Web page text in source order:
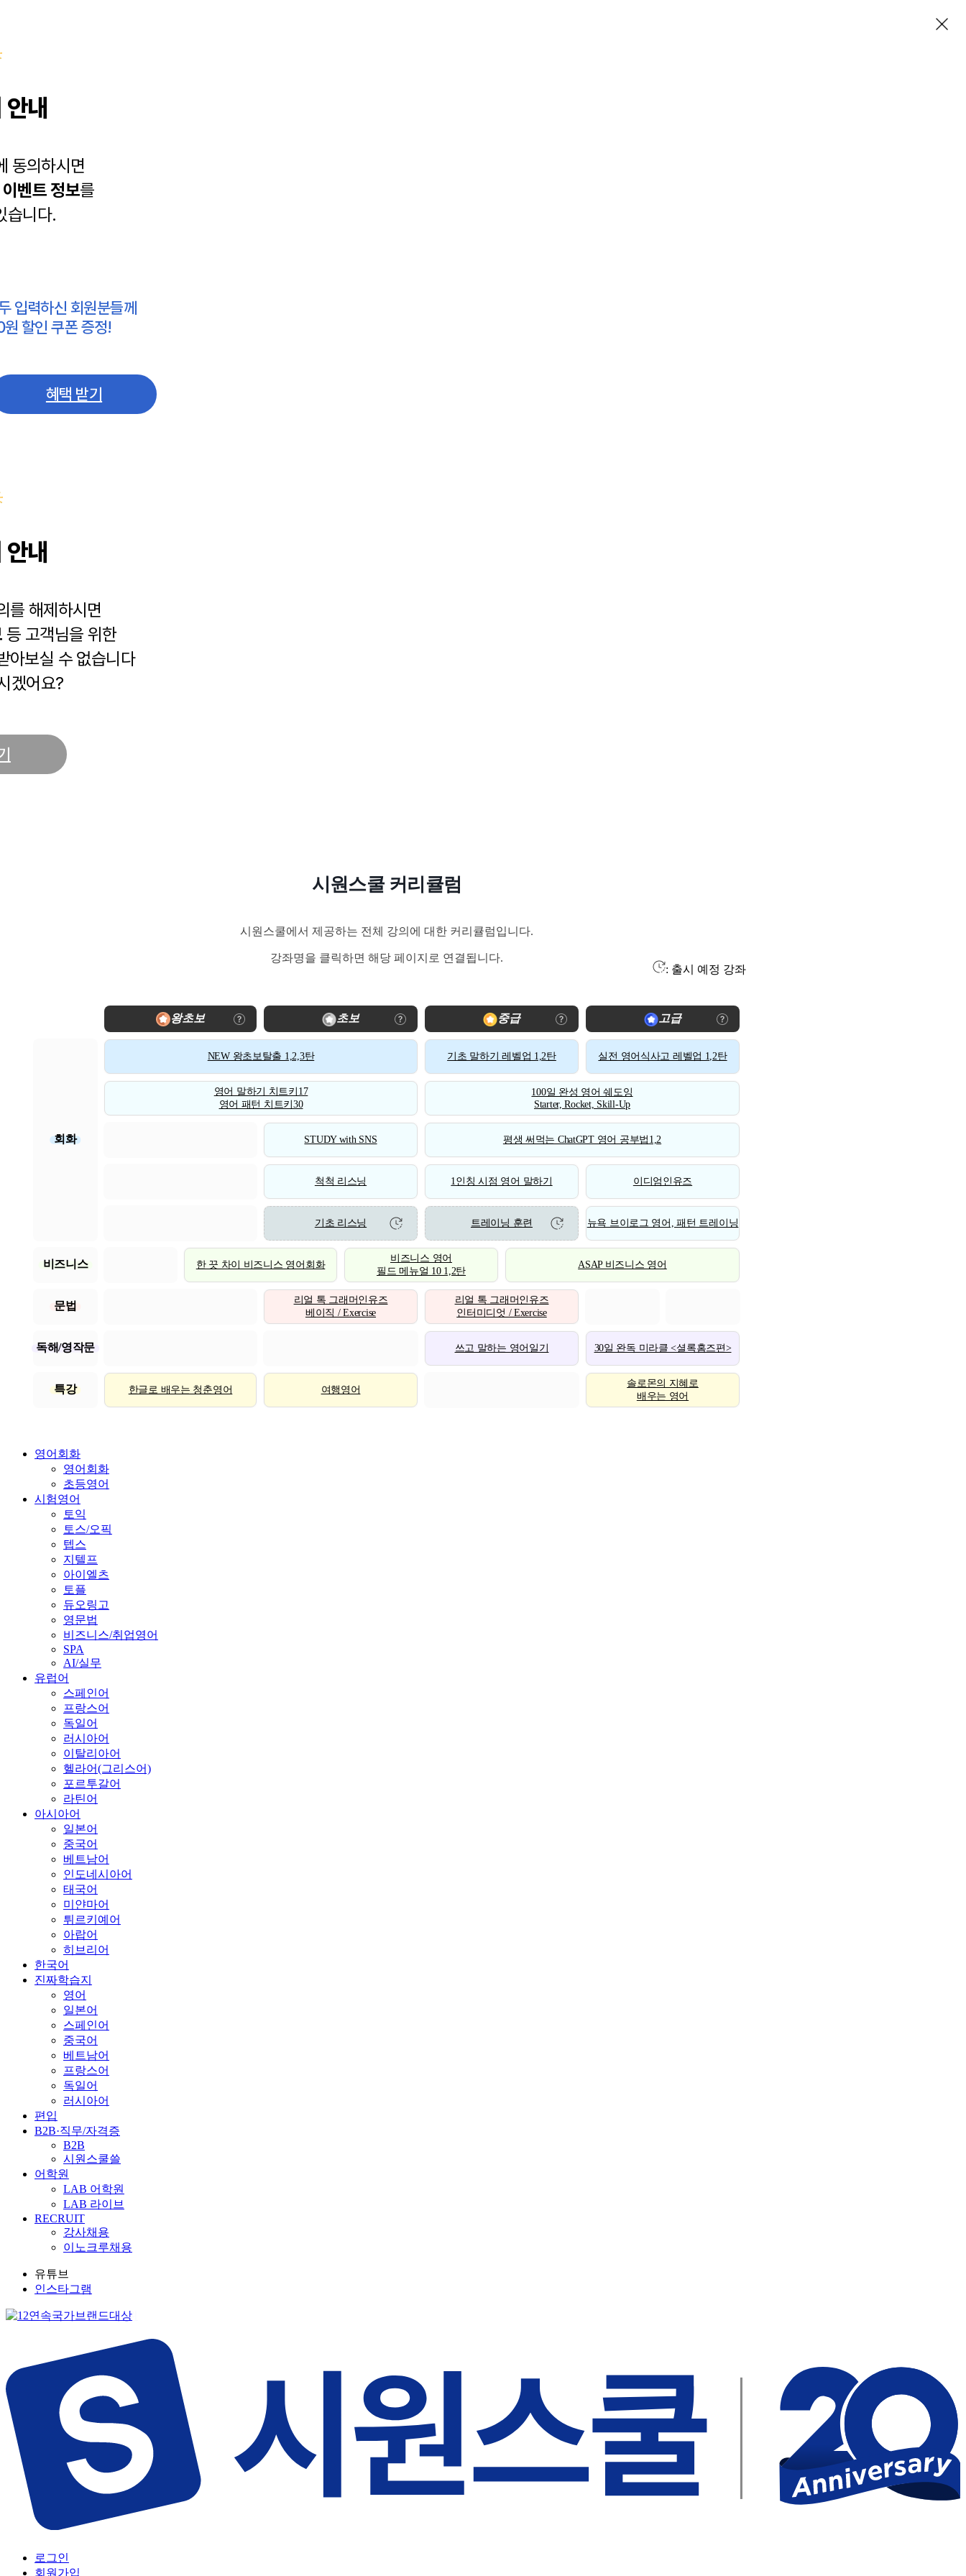
내
동의하시면
이벤트 정보를
습니다.
입력하신 회원분들께
할인 쿠폰 증정!
혜택 받기
내
를 해제하시면
등 고객님을 위한
아보실 수 없습니다
겠어요?
시원스쿨 커리큘럼
시원스쿨에서 제공하는 전체 강의에 대한 커리큘럼입니다.
강좌명을 클릭하면 해당 페이지로 연결됩니다.
: 출시 예정 강좌
왕초보 초보 중급 고급
회화
NEW 왕초보탈출 1,2,3탄 기초 말하기 레벨업 1,2탄 실전 영어식사고 레벨업 1,2탄
영어 말하기 치트키17
영어 패턴 치트키30
100일 완성 영어 쉐도잉
Starter, Rocket, Skill-Up
STUDY with SNS 평생 써먹는 ChatGPT 영어 공부법1,2
척척 리스닝 1인칭 시점 영어 말하기 이디엄인유즈
기초 리스닝 트레이닝 훈련 뉴욕 브이로그 영어, 패턴 트레이닝
비즈니스 한 끗 차이 비즈니스 영어회화
비즈니스 영어
필드 메뉴얼 10 1,2탄
ASAP 비즈니스 영어
문법
리얼 톡 그래머인유즈
베이직 / Exercise
리얼 톡 그래머인유즈
인터미디엇 / Exercise
독해/영작문 쓰고 말하는 영어일기 30일 완독 미라클 <셜록홈즈편>
특강 한글로 배우는 청춘영어 여행영어
솔로몬의 지혜로
배우는 영어
영어회화
영어회화
초등영어
시험영어
토익
토스/오픽
텝스
지텔프
아이엘츠
토플
듀오링고
영문법
비즈니스/취업영어
SPA
AI/실무
유럽어
스페인어
프랑스어
독일어
러시아어
이탈리아어
헬라어(그리스어)
포르투갈어
라틴어
아시아어
일본어
중국어
베트남어
인도네시아어
태국어
미얀마어
튀르키예어
아랍어
히브리어
한국어
진짜학습지
영어
일본어
스페인어
중국어
베트남어
프랑스어
독일어
러시아어
편입
B2B·직무/자격증
B2B
시원스쿨쓸
어학원
LAB 어학원
LAB 라이브
RECRUIT
강사채용
이노크루채용
유튜브
인스타그램
로그인
회원가입